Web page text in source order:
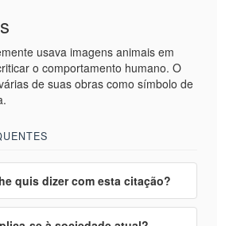
usava imagens animais em
o comportamento humano. O
de suas obras como símbolo de
quis dizer com esta citação?